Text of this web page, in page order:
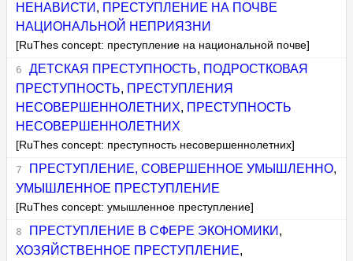
НЕНАВИСТИ , ПРЕСТУПЛЕНИЕ НА ПОЧВЕ
НАЦИОНАЛЬНОЙ НЕПРИЯЗНИ
[RuThes concept: преступление на национальной почве]
ДЕТСКАЯ ПРЕСТУПНОСТЬ, ПОДРОСТКОВАЯ
ПРЕСТУПНОСТЬ, ПРЕСТУПЛЕНИЯ
НЕСОВЕРШЕННОЛЕТНИХ, ПРЕСТУПНОСТЬ
НЕСОВЕРШЕННОЛЕТНИХ
[RuThes concept: преступность несовершеннолетних]
ПРЕСТУПЛЕНИЕ, СОВЕРШЕННОЕ УМЫШЛЕННО,
УМЫШЛЕННОЕ ПРЕСТУПЛЕНИЕ
[RuThes concept: умышленное преступление]
ПРЕСТУПЛЕНИЕ В СФЕРЕ ЭКОНОМИКИ ,
ХОЗЯЙСТВЕННОЕ ПРЕСТУПЛЕНИЕ,